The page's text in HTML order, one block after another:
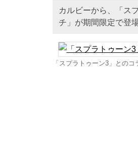
カルビーから、「ス
チ」が期間限定で登
「スプラトゥーン3」とのコ